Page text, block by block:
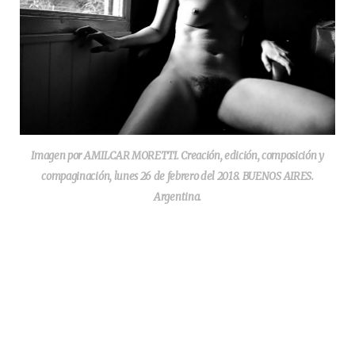
Imagen por AMILCAR MORETTI. Creación, edición, composición y
compaginación, lunes 26 de febrero del 2018. BUENOS AIRES.
Argentina.